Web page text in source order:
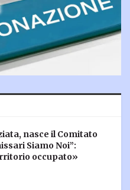
nasce il Comitato
Siamo Noi”:
occupato»